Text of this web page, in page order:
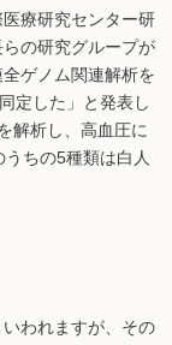
療研究センター研
の研究グループが
ゲノム関連解析を
定した」と発表し
解析し、高血圧に
ちの5種類は白人
われますが、その